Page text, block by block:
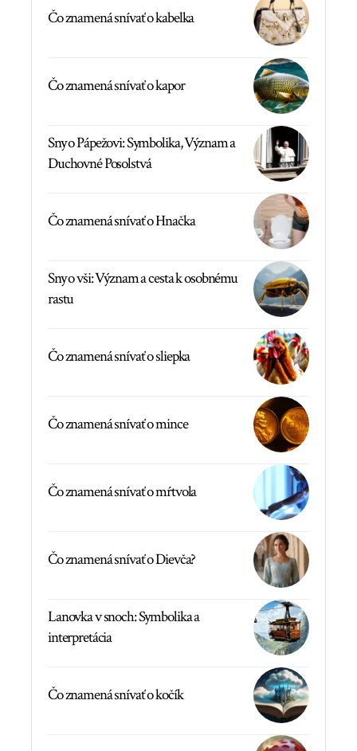
Čo znamená snívať o kabelka
Čo znamená snívať o kapor
Sny o Pápežovi: Symbolika, Význam a
Duchovné Posolstvá
Čo znamená snívať o Hnačka
Sny o vši: Význam a cesta k osobnému
rastu
Čo znamená snívať o sliepka
Čo znamená snívať o mince
Čo znamená snívať o mŕtvola
Čo znamená snívať o Dievča?
Lanovka v snoch: Symbolika a
interpretácia
Čo znamená snívať o kočík